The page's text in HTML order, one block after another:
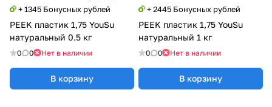
+ 1345 Бонусных рублей
PEEK пластик 1,75 YouSu
натуральный 0.5 кг
0 0 Нет в наличии
В корзину
+ 2445 Бонусных рублей
PEEK пластик 1,75 YouSu
натуральный 1 кг
0 0 Нет в наличии
В корзину